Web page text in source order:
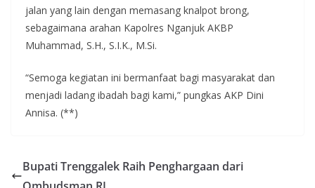
jalan yang lain dengan memasang knalpot brong,
sebagaimana arahan Kapolres Nganjuk AKBP
Muhammad, S.H., S.I.K., M.Si.
“Semoga kegiatan ini bermanfaat bagi masyarakat dan
menjadi ladang ibadah bagi kami,” pungkas AKP Dini
Annisa. (**)
Bupati Trenggalek Raih Penghargaan dari